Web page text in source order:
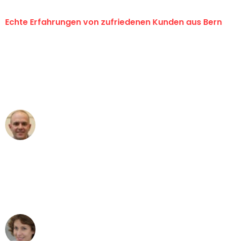
Echte Erfahrungen von zufriedenen Kunden aus Bern